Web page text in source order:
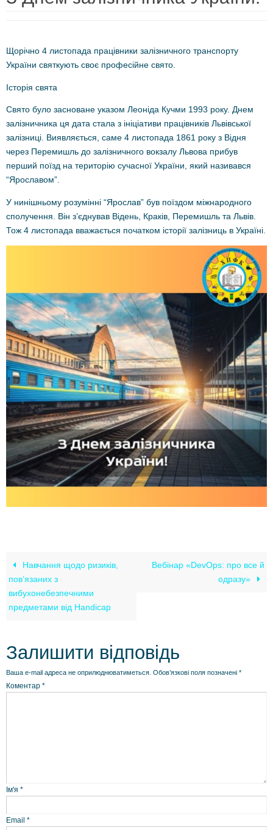
Щорічно 4 листопада працівники залізничного транспорту
України святкують своє професійне свято.
Історія свята
Свято було засноване указом Леоніда Кучми 1993 року. Днем
залізничника ця дата стала з ініціативи працівників Львівської
залізниці. Виявляється, саме 4 листопада 1861 року з Відня
через Перемишль до залізничного вокзалу Львова прибув
перший поїзд на територію сучасної України, який називався
“Ярославом”.
У нинішньому розумінні “Ярослав” був поїздом міжнародного
сполучення. Він з’єднував Відень, Краків, Перемишль та Львів.
Тож 4 листопада вважається початком історії залізниць в Україні.
Навчання щодо ризиків,
пов’язаних з
вибухонебезпечними
предметами від Handicap
Вебінар «DevOps: про все й
одразу»
Залишити відповідь
Ваша e-mail адреса не оприлюднюватиметься. Обов’язкові поля позначені *
Коментар *
Ім'я *
Email *